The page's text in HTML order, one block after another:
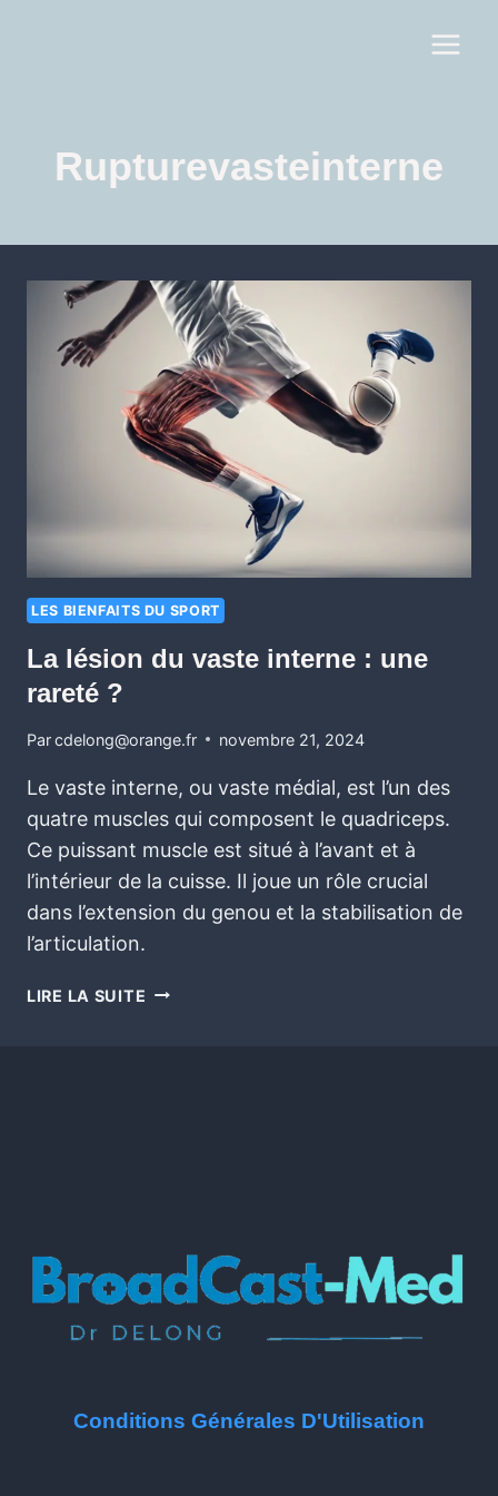
Rupturevasteinterne
LES BIENFAITS DU SPORT
La lésion du vaste interne : une
rareté ?
Parcdelong@orange.fr novembre 21, 2024
Le vaste interne, ou vaste médial, est l’un des
quatre muscles qui composent le quadriceps.
Ce puissant muscle est situé à l’avant et à
l’intérieur de la cuisse. Il joue un rôle crucial
dans l’extension du genou et la stabilisation de
l’articulation.
LIRE LA SUITE
Conditions Générales D'Utilisation